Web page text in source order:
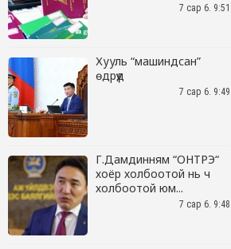
7 сар 6. 9:51
Хууль “машиндсан”
өдрүүд
7 сар 6. 9:49
Г.Дамдинням “ОНТРЭ“
хоёр холбоотой нь ч
холбоотой юм...
7 сар 6. 9:48